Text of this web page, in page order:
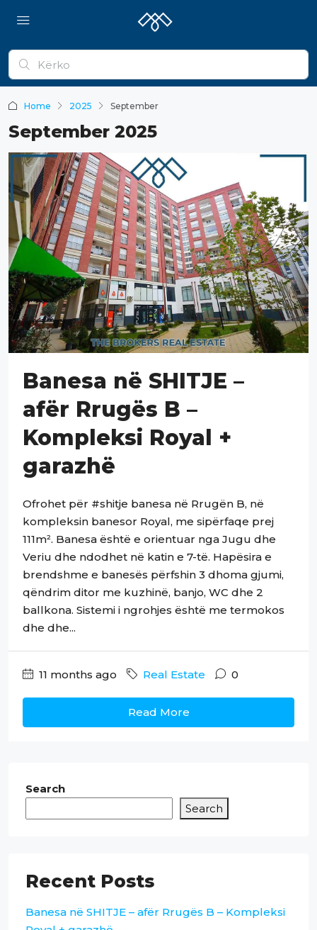
Home 2025 September
September 2025
Banesa në SHITJE –
afër Rrugës B –
Kompleksi Royal +
garazhë
Ofrohet për #shitje banesa në Rrugën B, në
kompleksin banesor Royal, me sipërfaqe prej
111m². Banesa është e orientuar nga Jugu dhe
Veriu dhe ndodhet në katin e 7-të. Hapësira e
brendshme e banesës përfshin 3 dhoma gjumi,
qëndrim ditor me kuzhinë, banjo, WC dhe 2
ballkona. Sistemi i ngrohjes është me termokos
dhe dhe...
11 months ago Real Estate 0
Read More
Search
Search
Recent Posts
Banesa në SHITJE – afër Rrugës B – Kompleksi